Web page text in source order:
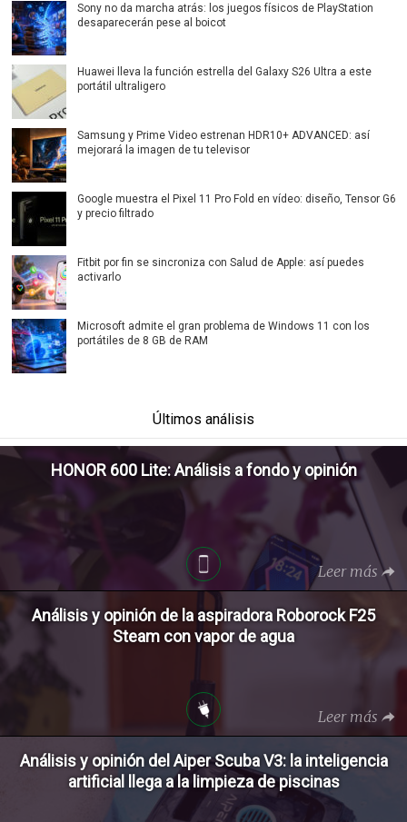
Sony no da marcha atrás: los juegos físicos de PlayStation
desaparecerán pese al boicot
Huawei lleva la función estrella del Galaxy S26 Ultra a este
portátil ultraligero
Samsung y Prime Video estrenan HDR10+ ADVANCED: así
mejorará la imagen de tu televisor
Google muestra el Pixel 11 Pro Fold en vídeo: diseño, Tensor G6
y precio filtrado
Fitbit por fin se sincroniza con Salud de Apple: así puedes
activarlo
Microsoft admite el gran problema de Windows 11 con los
portátiles de 8 GB de RAM
Últimos análisis
HONOR 600 Lite: Análisis a fondo y opinión
Leer más
Análisis y opinión de la aspiradora Roborock F25
Steam con vapor de agua
Leer más
Análisis y opinión del Aiper Scuba V3: la inteligencia
artificial llega a la limpieza de piscinas